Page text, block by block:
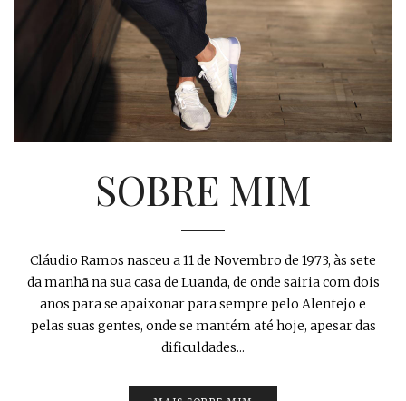
SOBRE MIM
Cláudio Ramos nasceu a 11 de Novembro de 1973, às sete
da manhã na sua casa de Luanda, de onde sairia com dois
anos para se apaixonar para sempre pelo Alentejo e
pelas suas gentes, onde se mantém até hoje, apesar das
dificuldades...